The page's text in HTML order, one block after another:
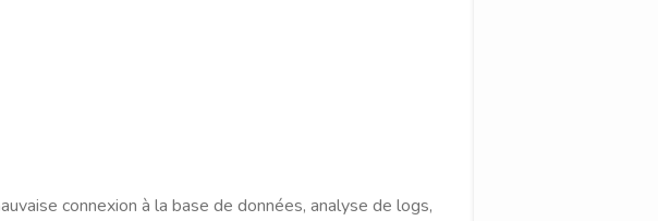
connexion à la base de données, analyse de logs,